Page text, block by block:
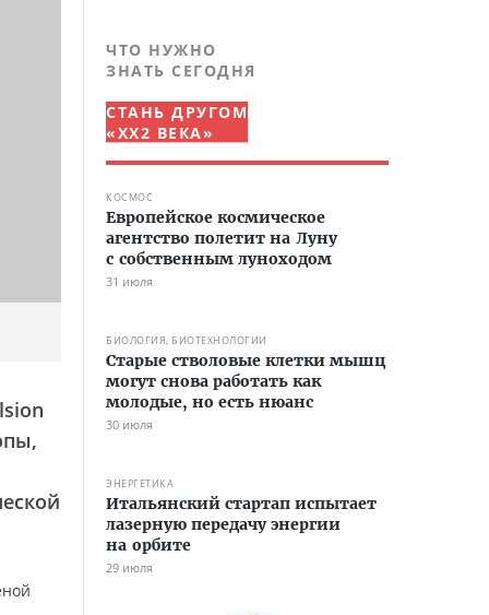
ЧТО НУЖНО
ЗНАТЬ СЕГОДНЯ
СТАНЬ ДРУГОМ
«XX2 ВЕКА»
КОСМОС
Европейское космическое
агентство полетит на Луну
с собственным луноходом
31 июля
БИОЛОГИЯ, БИОТЕХНОЛОГИИ
Старые стволовые клетки мышц
могут снова работать как
молодые, но есть нюанс
30 июля
ЭНЕРГЕТИКА
Итальянский стартап испытает
лазерную передачу энергии
на орбите
29 июля